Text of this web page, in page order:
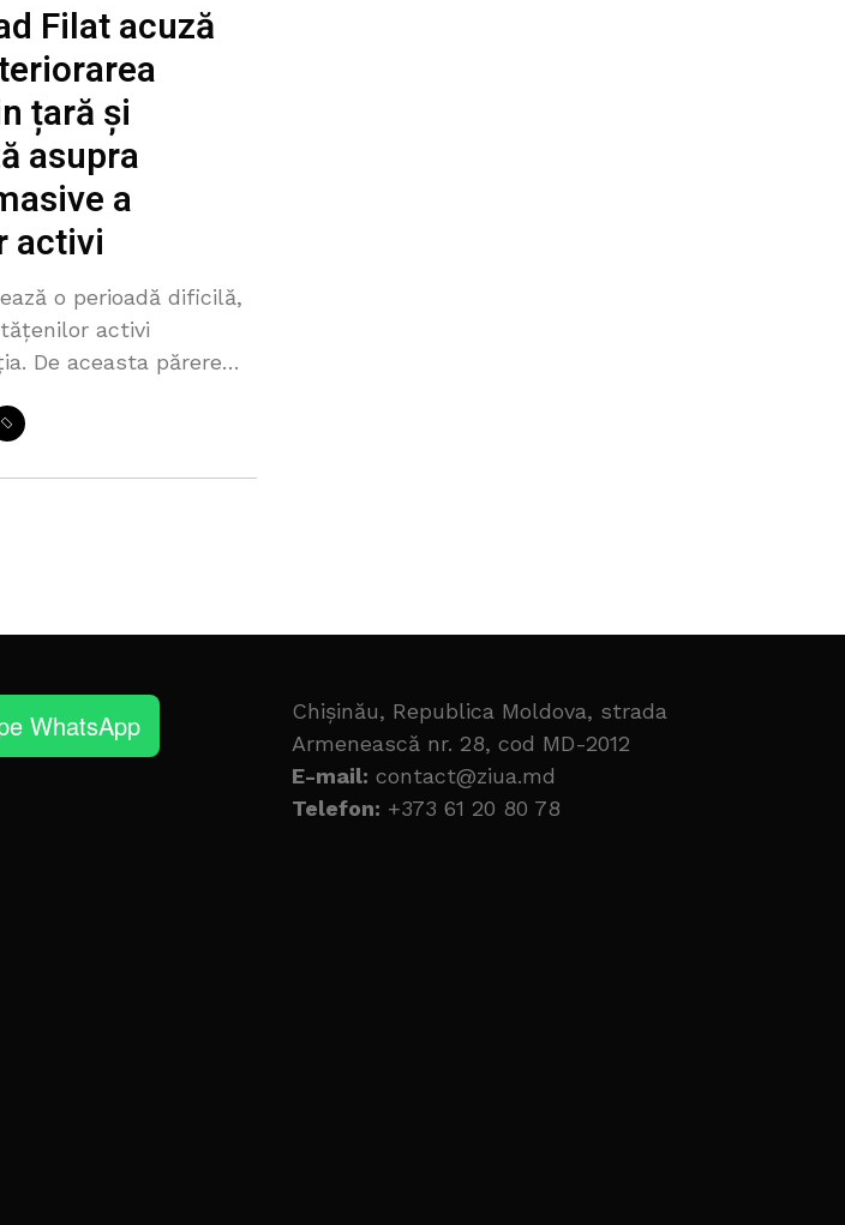
Filat acuză
țară și
asupra
a
activi
o perioadă dificilă,
activi
De aceasta părere
Potrivit lui, acest
WhatsApp
Chișinău, Republica Moldova, strada
Armenească nr. 28, cod MD-2012
E-mail: contact@ziua.md
Telefon: +373 61 20 80 78